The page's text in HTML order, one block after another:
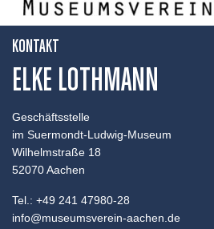
KONTAKT
ELKE LOTHMANN
Geschäftsstelle
im Suermondt-Ludwig-Museum
Wilhelmstraße 18
52070 Aachen
Tel.: +49 241 47980-28
info@museumsverein-aachen.de